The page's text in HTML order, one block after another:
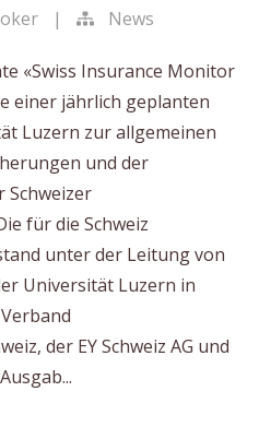
| News
«Swiss Insurance Monitor
einer jährlich geplanten
Luzern zur allgemeinen
und der
Schweizer
für die Schweiz
unter der Leitung von
Universität Luzern in
der EY Schweiz AG und